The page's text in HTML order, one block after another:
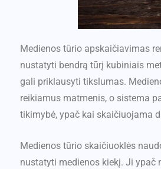
Medienos tūrio apskaičiavimas
nustatyti bendrą tūrį kubiniais
gali priklausyti tikslumas.
reikiamus matmenis, o sistema
tikimybė, ypač kai skaičiuojama
Medienos tūrio skaičiuoklės
nustatyti medienos kiekį. Ji ypač